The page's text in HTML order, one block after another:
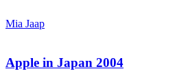
Mia Jaap
Apple in Japan 2004